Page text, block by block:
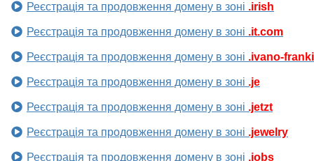
Реєстрація та продовження домену в зоні .irish
Реєстрація та продовження домену в зоні .it.com
Реєстрація та продовження домену в зоні .ivano-
Реєстрація та продовження домену в зоні .je
Реєстрація та продовження домену в зоні .jetzt
Реєстрація та продовження домену в зоні .jewelry
Реєстрація та продовження домену в зоні .jobs